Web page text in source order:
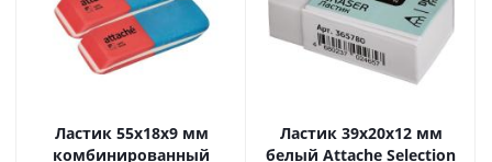
Ластик 55х18х9 мм
комбинированный
Ластик 39x20x12 мм
белый Attache Selection